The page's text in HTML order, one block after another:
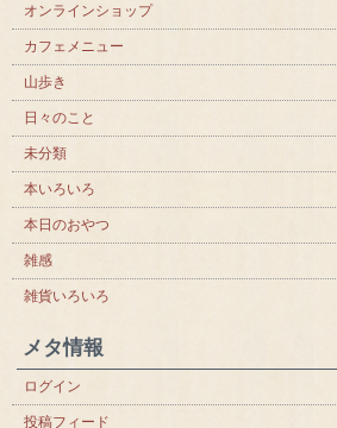
オンラインショップ
カフェメニュー
山歩き
日々のこと
未分類
本いろいろ
本日のおやつ
雑感
雑貨いろいろ
メタ情報
ログイン
投稿フィード